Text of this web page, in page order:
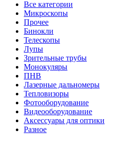
Все категории
Микроскопы
Прочее
Бинокли
Телескопы
Лупы
Зрительные трубы
Монокуляры
ПНВ
Лазерные дальномеры
Тепловизоры
Фотооборудование
Видеооборудование
Аксессуары для оптики
Разное